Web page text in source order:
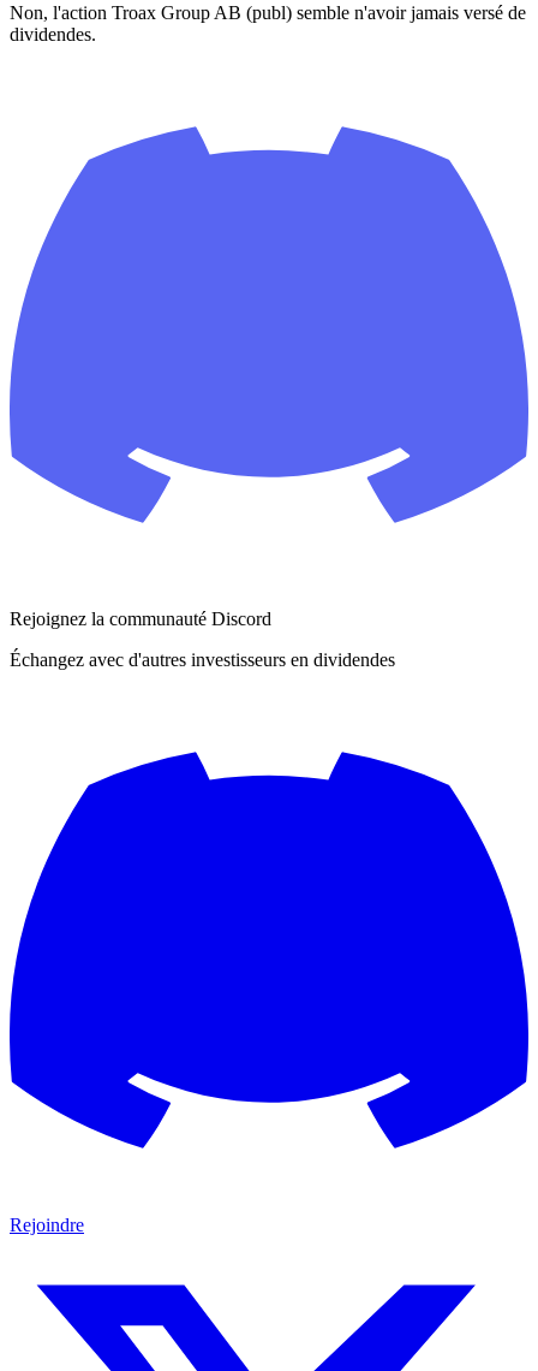
Non, l'action Troax Group AB (publ) semble n'avoir jamais versé de
dividendes.
Rejoignez la communauté Discord
Échangez avec d'autres investisseurs en dividendes
Rejoindre